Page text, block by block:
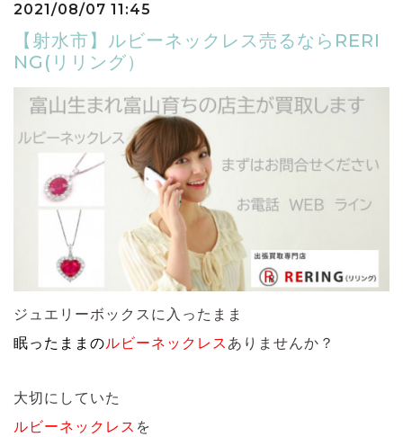
2021/08/07 11:45
【射水市】ルビーネックレス売るならRERI
NG(リリング）
ジュエリーボックスに入ったまま
眠ったままのルビーネックレス ありませんか？
大切にしていた
ルビーネックレス を